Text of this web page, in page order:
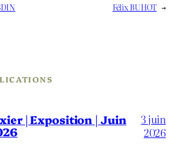
Félix BUHOT →
| Exposition | Juin
3 juin
2026